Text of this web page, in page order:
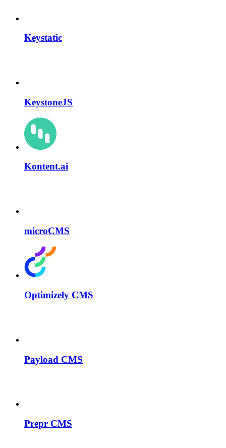
Keystatic
KeystoneJS
Kontent.ai
microCMS
Optimizely CMS
Payload CMS
Prepr CMS